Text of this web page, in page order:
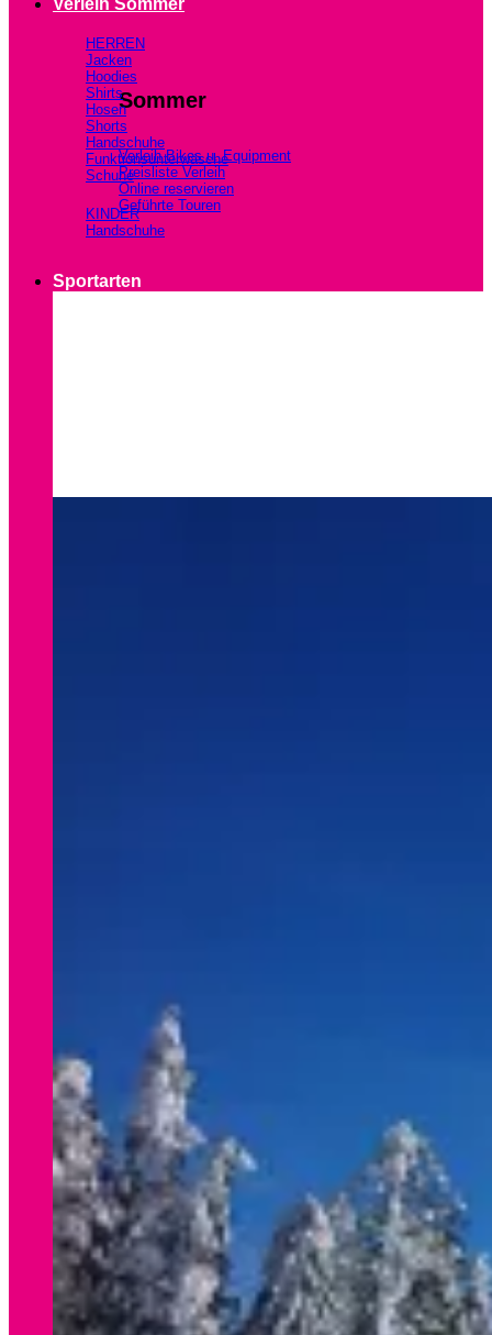
Verleih Sommer
Sommer
Verleih Bikes u. Equipment
Preisliste Verleih
Online reservieren
Geführte Touren
HERREN
Jacken
Hoodies
Shirts
Hosen
Shorts
Handschuhe
Funktionsunterwäsche
Schuhe
KINDER
Handschuhe
Sportarten